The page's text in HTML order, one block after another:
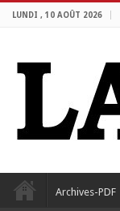
LUNDI , 10 AOÛT 2026
Archives-PDF